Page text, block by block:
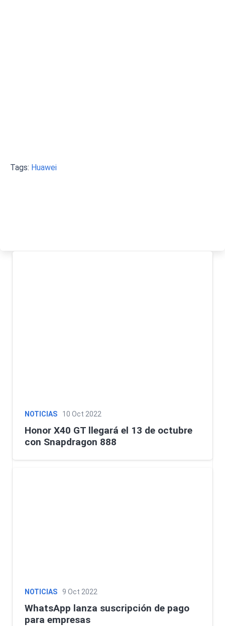
Tags: Huawei
NOTICIAS 10 Oct 2022
Honor X40 GT llegará el 13 de octubre
con Snapdragon 888
NOTICIAS 9 Oct 2022
WhatsApp lanza suscripción de pago
para empresas